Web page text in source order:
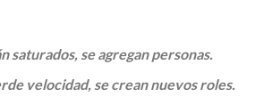
saturados, se agregan personas.
velocidad, se crean nuevos roles.